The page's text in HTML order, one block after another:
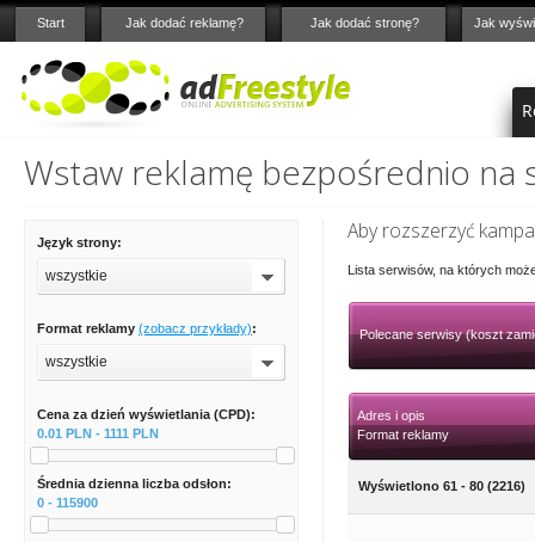
Start Jak dodać reklamę? Jak dodać stronę? Jak
Wstaw reklamę bezpośrednio na
Język strony:
wszystkie
Format reklamy (zobacz przykłady):
wszystkie
Cena za dzień wyświetlania (CPD):
0.01 PLN - 1111 PLN
Średnia dzienna liczba odsłon:
0 - 115900
Aby rozszerzyć
Lista serwisów, na których
Polecane serwisy (koszt
Adres i opis
Format reklamy
Wyświetlono 61 - 80 (2216)